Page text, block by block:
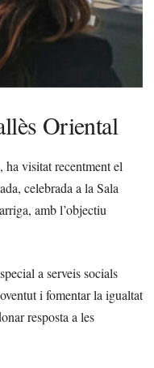
Oriental
visitat recentment el
celebrada a la Sala
amb l’objectiu
a serveis socials
i fomentar la igualtat
resposta a les